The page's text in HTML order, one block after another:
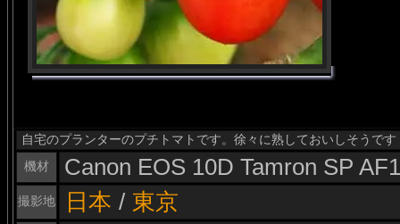
自宅のプランターのプチトマトです。徐々に熟しておいしそうです
機材
Canon EOS 10D Tamron SP
撮影地 日本 / 東京